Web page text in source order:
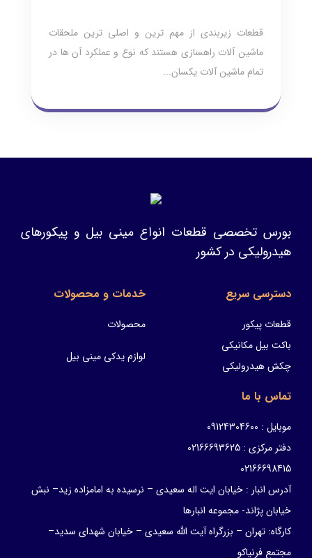
قطعات زیربندی از مهم ترین و اصلی ترین ملحقات
ماشین آلات راهسازی هستند که نوع و عملکرد آن ها در
تمام ماشین آلات یکسان...
بورس تخصصی قطعات انواع مینی بیل و پیکورهای
هیدرولیکی در کشور
دسترسی سریع
قطعات پیکور
باکت بیل مکانیکی
چکش هیدرولیکی
خدمات و محصولات
محصولات
لوازم یدکی مینی بیل
تماس با ما
موبایل : 09124304600
دفتر مرکزی : 02166693625
02166698415
آدرس انبار : خیابان ایت اله سعیدی – نرسیده به امامزاده زید– نبش
خیابان پژاند- مجموعه انبارها
کارگاه: تهران – بزرگراه آیت الله سعیدی – خیابان شهدای سدید–
مجتمع فرنیاکو